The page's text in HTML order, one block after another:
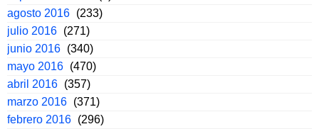
agosto 2016 (233)
julio 2016 (271)
junio 2016 (340)
mayo 2016 (470)
abril 2016 (357)
marzo 2016 (371)
febrero 2016 (296)